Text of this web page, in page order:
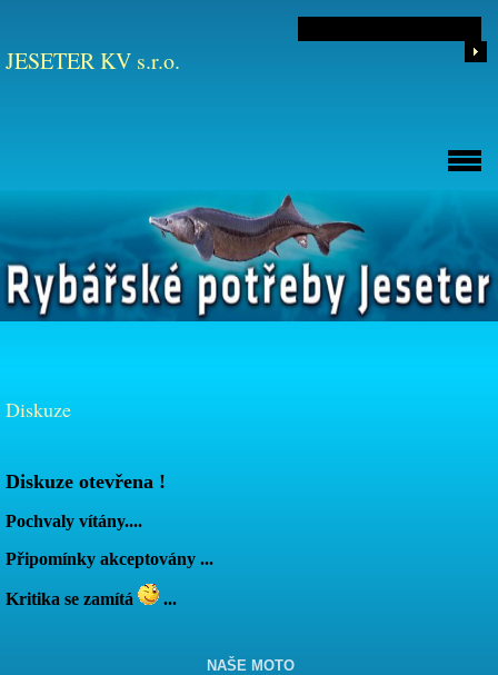
JESETER KV s.r.o.
Diskuze
Diskuze otevřena !
Pochvaly vítány....
Připomínky akceptovány ...
Kritika se zamítá ...
NAŠE MOTO